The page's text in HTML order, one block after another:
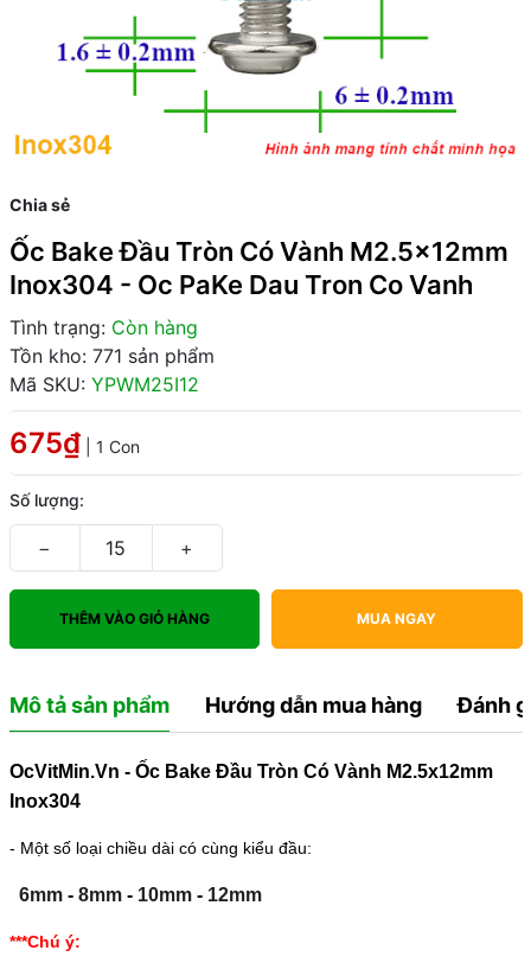
Chia sẻ
Ốc Bake Đầu Tròn Có Vành M2.5x12mm
Inox304 - Oc PaKe Dau Tron Co Vanh
Tình trạng: Còn hàng
Tồn kho: 771 sản phẩm
Mã SKU: YPWM25I12
675₫ | 1 Con
Số lượng:
− +
THÊM VÀO GIỎ HÀNG MUA NGAY
Mô tả sản phẩm Hướng dẫn mua hàng Đánh
OcVitMin.Vn - Ốc Bake Đầu Tròn Có Vành M2.5x12mm
Inox304
- Một số loại chiều dài có cùng kiểu đầu:
6mm- 8mm- 10mm- 12mm
***Chú ý: